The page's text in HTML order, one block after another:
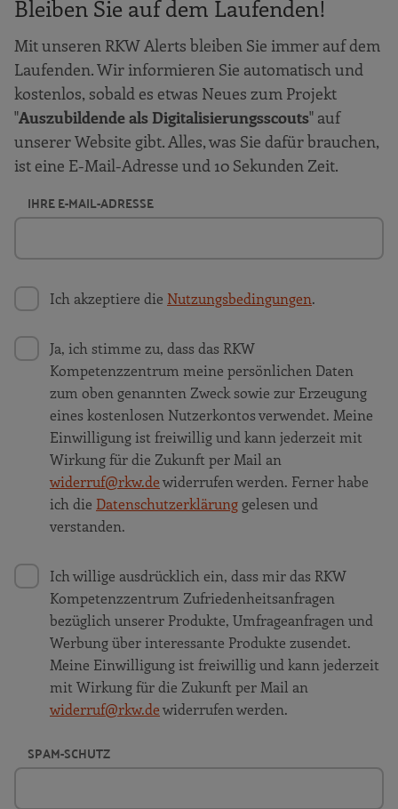
Bleiben Sie auf dem Laufenden!
Mit unseren RKW Alerts bleiben Sie immer auf dem
Laufenden. Wir informieren Sie automatisch und
kostenlos, sobald es etwas Neues zum Projekt
"Auszubildende als Digitalisierungsscouts" auf
unserer Website gibt. Alles, was Sie dafür brauchen,
ist eine E-Mail-Adresse und 10 Sekunden Zeit.
IHRE E-MAIL-ADRESSE
Ich akzeptiere die Nutzungsbedingungen.
Ja, ich stimme zu, dass das RKW
Kompetenzzentrum meine persönlichen Daten
zum oben genannten Zweck sowie zur Erzeugung
eines kostenlosen Nutzerkontos verwendet. Meine
Einwilligung ist freiwillig und kann jederzeit mit
Wirkung für die Zukunft per Mail an
widerruf@rkw.dewiderrufen werden. Ferner habe
ich die Datenschutzerklärunggelesen und
verstanden.
Ich willige ausdrücklich ein, dass mir das RKW
Kompetenzzentrum Zufriedenheitsanfragen
bezüglich unserer Produkte, Umfrageanfragen und
Werbung über interessante Produkte zusendet.
Meine Einwilligung ist freiwillig und kann jederzeit
mit Wirkung für die Zukunft per Mail an
widerruf@rkw.dewiderrufen werden.
SPAM-SCHUTZ